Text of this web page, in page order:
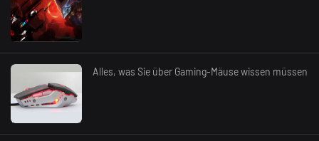
Alles, was Sie über Gaming-Mäuse wissen müssen